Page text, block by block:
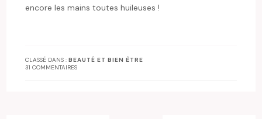
encore les mains toutes huileuses !
CLASSÉ DANS :BEAUTÉ ET BIEN ÊTRE
31 COMMENTAIRES